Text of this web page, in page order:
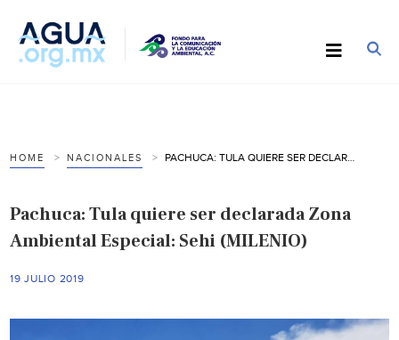
HOME NACIONALES
Pachuca: Tula quiere ser declarada Zona
Ambiental Especial: Sehi (MILENIO)
19 JULIO 2019